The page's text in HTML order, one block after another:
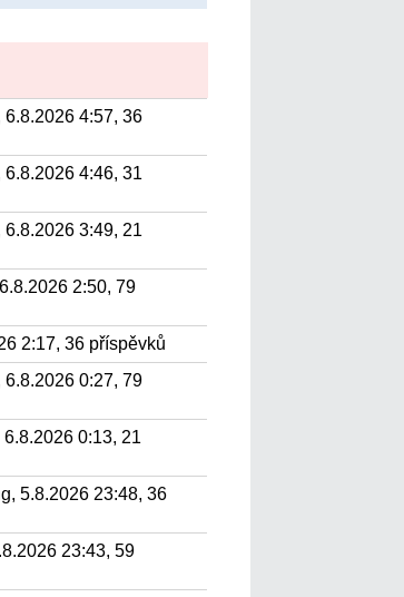
6.8.2026 4:57, 36
6.8.2026 4:46, 31
6.8.2026 3:49, 21
2:50, 79
2:17, 36 příspěvků
6.8.2026 0:27, 79
0:13, 21
5.8.2026 23:48, 36
23:43, 59